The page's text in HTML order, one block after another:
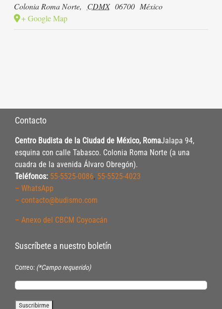
Colonia Roma Norte, CDMX 06700 México
+ Google Map
Contacto
Centro Budista de la Ciudad de México, RomaJalapa 94,
esquina con calle Tabasco. Colonia Roma Norte (a una
cuadra de la avenida Álvaro Obregón).
Teléfonos: 55-5525-0086, 55-5525-4023
– WhatsApp
– contacto@budismo.com
– Anexo del CBCM Coyoacán
Suscríbete a nuestro boletín
Correo: (*Campo requerido)